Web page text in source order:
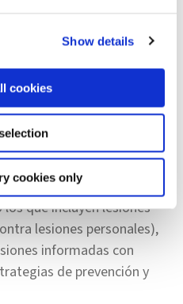
Show details
cookies
cookies only
hace 5–7 años, y
a EE.UU. con el
. Estas redes incorporan
tiempo real, generando
pasados del
de fraude o exposición
que incluyen lesiones
lesiones personales),
informadas con
de prevención y